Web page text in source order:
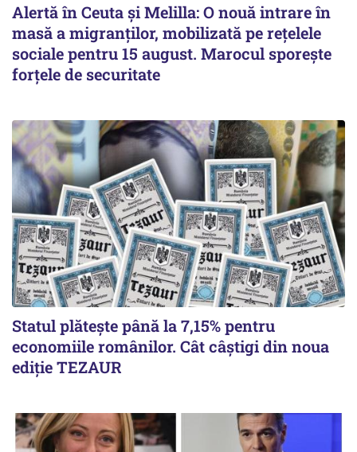
Alertă în Ceuta și Melilla: O nouă intrare în
masă a migranților, mobilizată pe rețelele
sociale pentru 15 august. Marocul sporește
forțele de securitate
Statul plătește până la 7,15% pentru
economiile românilor. Cât câștigi din noua
ediție TEZAUR